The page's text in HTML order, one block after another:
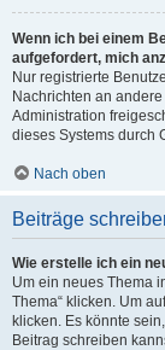
Wenn ich bei einem
aufgefordert, mich
Nur registrierte
Nachrichten an
Administration
dieses Systems durch
Nach oben
Beiträge
Wie erstelle ich ein
Um ein neues Thema
Thema“ klicken. Um
klicken. Es könnte
Beitrag schreiben